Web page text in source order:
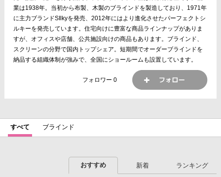
業は1938年。当初から布製、木製のブラインドを製造しており、1971年
に主力ブランドSIlkyを発売、2012年にはより進化させたパーフェクトシ
ルキーを発売しています。住宅向けに豊富な商品ラインナップがありま
すが、オフィスや店舗、公共施設向けの商品もあります。ブラインド、
スクリーンの分野で国内トップシェア。短期間でオーダーブラインドを
納品する組織体制が強みで、全国にショールームも設置しています。
フォロワー0
すべて ブラインド
おすすめ 新着 ランキング